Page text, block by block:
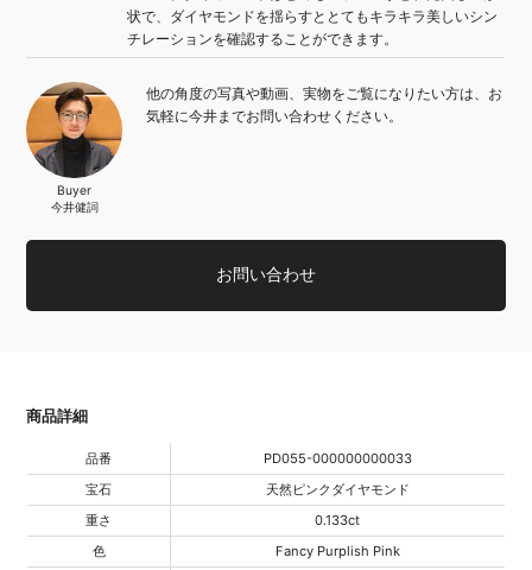
状で、ダイヤモンドを揺らすととてもキラキラ美しいシン
チレーションを確認することができます。
Buyer
今井健詞
他の角度の写真や動画、実物をご覧になりたい方は、お
気軽に今井までお問い合わせください。
お問い合わせ
商品詳細
品番
PD055-000000000033
宝石
天然ピンクダイヤモンド
重さ
0.133ct
色
Fancy Purplish Pink